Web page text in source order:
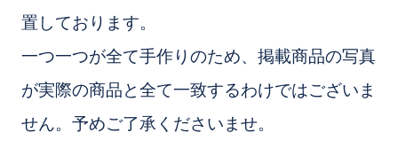
置しております。
一つ一つが全て手作りのため、掲載商品の写真
が実際の商品と全て一致するわけではございま
せん。予めご了承くださいませ。